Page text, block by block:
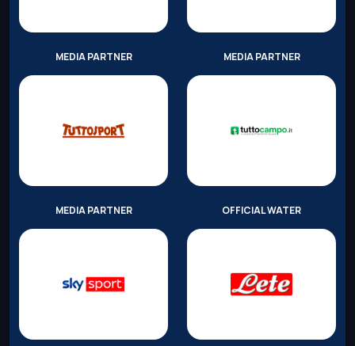
MEDIA PARTNER MEDIA PARTNER
MEDIA PARTNER OFFICIAL WATER